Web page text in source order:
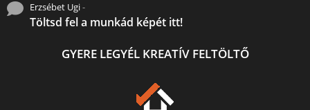
Erzsébet Ugi-
Töltsd fel a munkád képét itt!
GYERE LEGYÉL KREATÍV FELTÖLTŐ